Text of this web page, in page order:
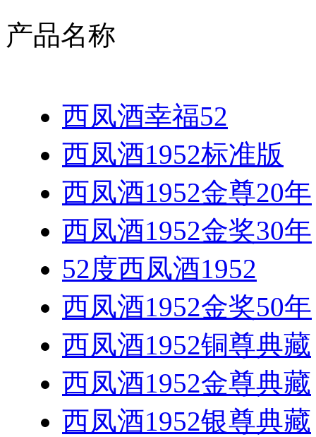
产品名称
西凤酒幸福52
西凤酒1952标准版
西凤酒1952金尊20年
西凤酒1952金奖30年
52度西凤酒1952
西凤酒1952金奖50年
西凤酒1952铜尊典藏
西凤酒1952金尊典藏
西凤酒1952银尊典藏